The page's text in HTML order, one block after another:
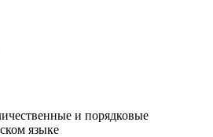
и порядковые
языке